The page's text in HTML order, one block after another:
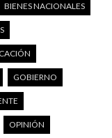
BIENES NACIONALES
GOBIERNO
OPINIÓN